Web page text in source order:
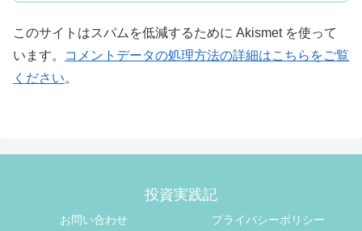
このサイトはスパムを低減するために Akismet を使って
います。
コメントデータの処理方法の詳細はこちらをご覧
ください。
投資実践記
お問い合わせ プライバシーポリシー